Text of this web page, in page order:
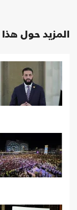
المزيد حول